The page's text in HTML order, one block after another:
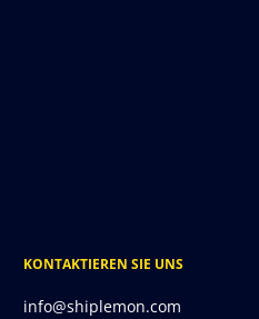
KONTAKTIEREN SIE UNS
info@shiplemon.com